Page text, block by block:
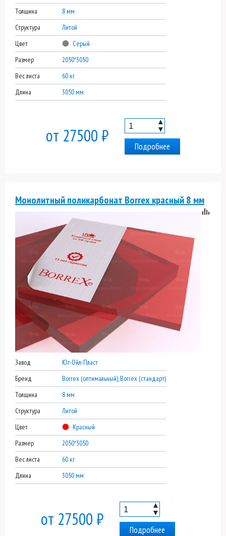
Толщина
8 мм
Структура
Литой
Цвет
Серый
Размер
2050*3050
Вес листа
60 кг
Длина
3050 мм
от 27500 ₽
▲
▼
Подробнее
Монолитный поликарбонат Borrex красный 8 мм
Завод
Юг-Ойл-Пласт
Бренд
Borrex (оптимальный), Borrex (стандарт)
Толщина
8 мм
Структура
Литой
Цвет
Красный
Размер
2050*3050
Вес листа
60 кг
Длина
3050 мм
от 27500 ₽
▲
▼
Подробнее